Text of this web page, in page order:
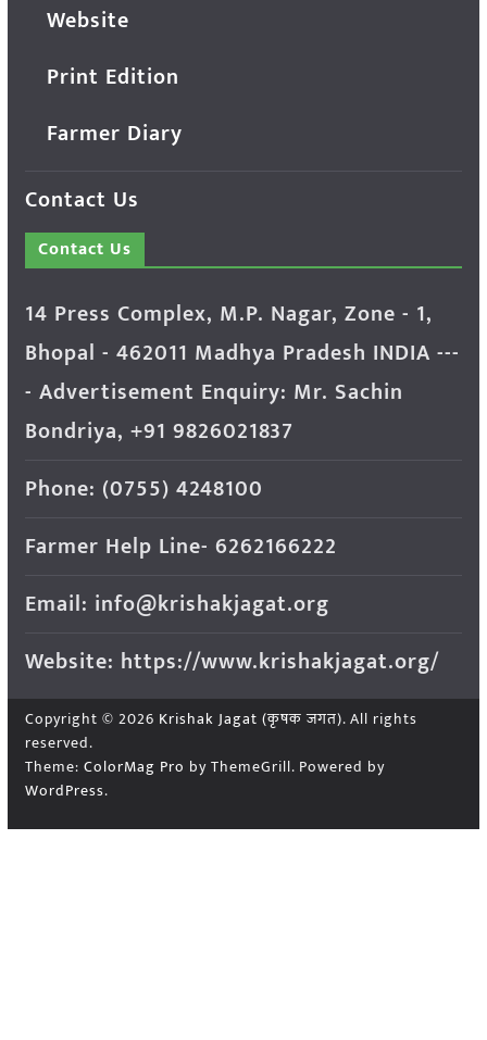
Website
Print Edition
Farmer Diary
Contact Us
Contact Us
14 Press Complex, M.P. Nagar, Zone - 1,
Bhopal - 462011 Madhya Pradesh INDIA ---
- Advertisement Enquiry: Mr. Sachin
Bondriya, +91 9826021837
Phone: (0755) 4248100
Farmer Help Line- 6262166222
Email: info@krishakjagat.org
Website: https://www.krishakjagat.org/
Copyright © 2026 Krishak Jagat (कृषक जगत). All rights
reserved.
Theme: ColorMag Pro by ThemeGrill. Powered by
WordPress.